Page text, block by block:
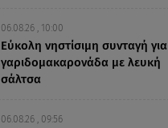
06.08.26 , 10:00
Eύκολη νηστίσιμη συνταγή για
γαριδομακαρονάδα με λευκή
σάλτσα
06.08.26 , 09:56